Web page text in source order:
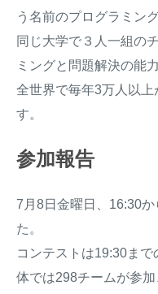
う名前のプログラミン
同じ大学で３人一組の
ミングと問題解決の能
全世界で毎年3万人以上
す。
参加報告
7月8日金曜日、16:30
た。
コンテストは19:30ま
体では298チームが参